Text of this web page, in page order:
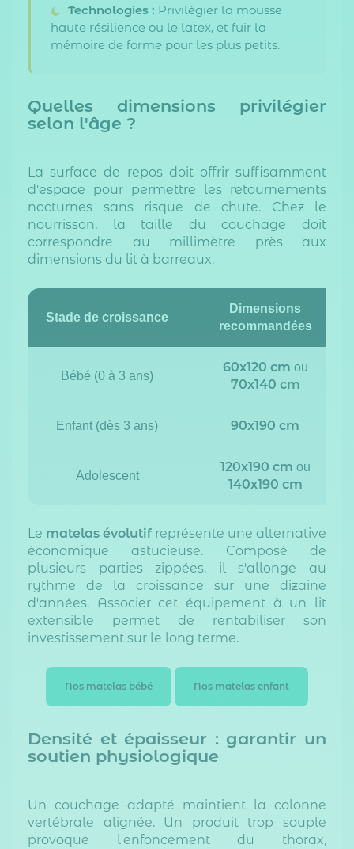
Technologies : Privilégier la mousse
haute résilience ou le latex, et fuir la
mémoire de forme pour les plus petits.
Quelles dimensions privilégier
selon l'âge ?
La surface de repos doit offrir suffisamment
d'espace pour permettre les retournements
nocturnes sans risque de chute. Chez le
nourrisson, la taille du couchage doit
correspondre au millimètre près aux
dimensions du lit à barreaux.
Stade de croissance
Dimensions
recommandées
Bébé (0 à 3 ans)
60x120 cm ou
70x140 cm
Enfant (dès 3 ans) 90x190 cm
Adolescent
120x190 cm ou
140x190 cm
Le matelas évolutif représente une alternative
économique astucieuse. Composé de
plusieurs parties zippées, il s'allonge au
rythme de la croissance sur une dizaine
d'années. Associer cet équipement à un lit
extensible permet de rentabiliser son
investissement sur le long terme.
Nos matelas bébé Nos matelas enfant
Densité et épaisseur : garantir un
soutien physiologique
Un couchage adapté maintient la colonne
vertébrale alignée. Un produit trop souple
provoque l'enfoncement du thorax,